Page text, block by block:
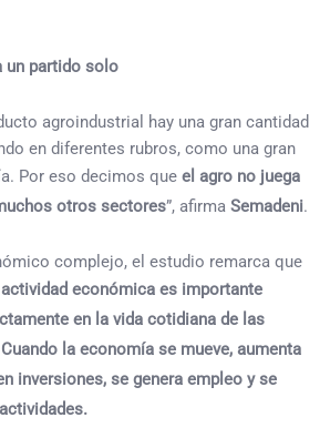
un partido solo
agroindustrial hay una gran cantidad
en diferentes rubros, como una gran
Por eso decimos que el agro no juega
otros sectores”, afirma Semadeni.
complejo, el estudio remarca que
económica es importante
en la vida cotidiana de las
Cuando la economía se mueve, aumenta
inversiones, se genera empleo y se